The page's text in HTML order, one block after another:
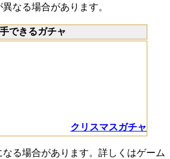
なる場合があります。
できるガチャ
クリスマスガチャ
る場合があります。詳しくはゲーム